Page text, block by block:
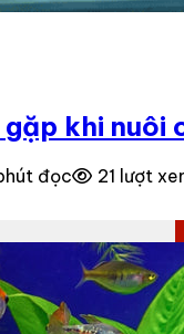
khi nuôi
đọc 21 lượt